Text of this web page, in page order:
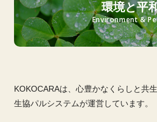
環境と平
Environment &
KOKOCARAは、心豊かなくらしと共
生協パルシステムが運営しています。